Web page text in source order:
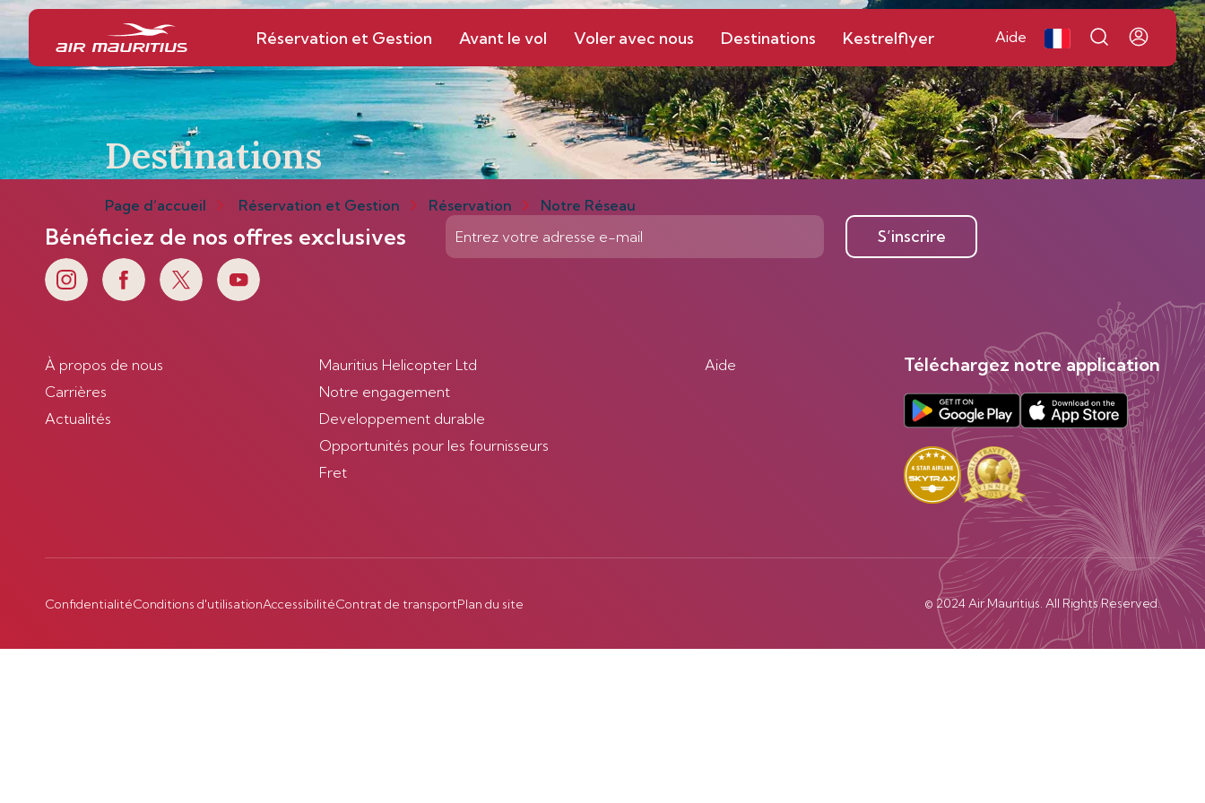
Réservation et Gestion Avant le vol Voler avec nous Destinations Kestrelflyer Aide
Destinations
Page d’accueil Réservation et Gestion Réservation Notre Réseau
Bénéficiez de nos offres exclusives S’inscrire
À propos de nous
Carrières
Actualités
Mauritius Helicopter Ltd
Notre engagement
Developpement durable
Opportunités pour les fournisseurs
Fret
Aide Téléchargez notre application
ConfidentialitéConditions d'utilisationAccessibilitéContrat de transportPlan du site © 2024 Air Mauritius. All Rights Reserved.